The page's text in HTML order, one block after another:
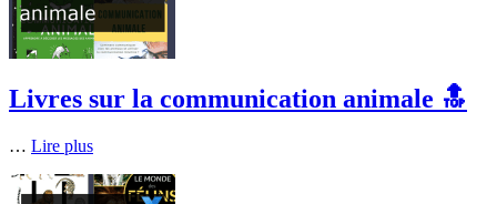
Livres sur la communication animale 🔝
… Lire plus